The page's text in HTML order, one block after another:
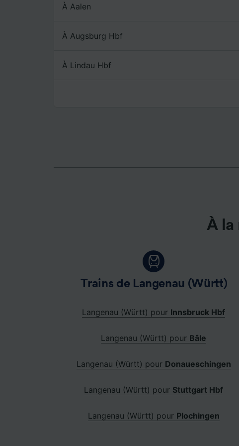
À Aalen
À Augsburg Hbf
À Lindau Hbf
À la
Trains de Langenau (Württ)
Langenau (Württ) pour Innsbruck Hbf
Langenau (Württ) pour Bâle
Langenau (Württ) pour Donaueschingen
Langenau (Württ) pour Stuttgart Hbf
Langenau (Württ) pour Plochingen